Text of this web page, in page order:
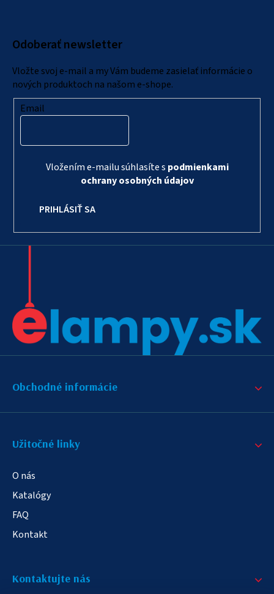
Odoberať newsletter
Vložte svoj e-mail a my Vám budeme zasielať informácie o
nových produktoch na našom e-shope.
Email
Vložením e-mailu súhlasíte s podmienkami
ochrany osobných údajov
PRIHLÁSIŤ SA
Obchodné informácie
Užitočné linky
O nás
Katalógy
FAQ
Kontakt
Kontaktujte nás